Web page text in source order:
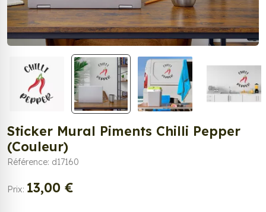
Sticker Mural Piments Chilli Pepper
(Couleur)
Référence: d17160
Prix: 13,00 €